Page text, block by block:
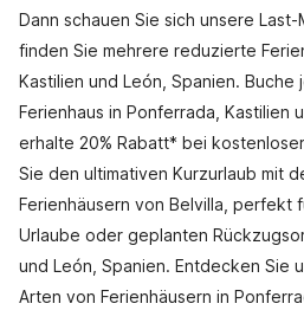
Dann schauen Sie sich unsere
finden Sie mehrere reduzierte
Kastilien und León, Spanien. Buche
Ferienhaus in Ponferrada, Kastilien
erhalte 20% Rabatt* bei
Sie den ultimativen Kurzurlaub mit
Ferienhäusern von Belvilla, perfekt
Urlaube oder geplanten
und León, Spanien. Entdecken Sie
Arten von Ferienhäusern in